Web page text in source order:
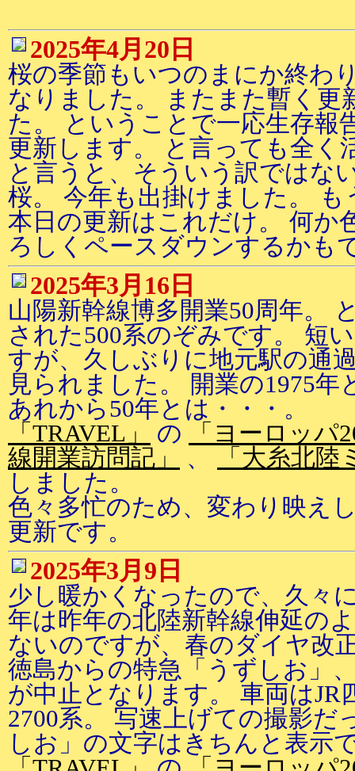
2025年4月20日
桜の季節もいつのまにか終わ
なりました。 またまた暫く更
た。 ということで一応生存報
更新します。 と言っても全く
と言うと、そういう訳ではな
桜。 今年も出掛けました。
本日の更新はこれだけ。 何か
ろしくペースダウンするかも
2025年3月16日
山陽新幹線博多開業50周年。
された500系のぞみです。 短
すが、久しぶりに地元駅の通
見られました。 開業の1975
あれから50年とは・・・。
「TRAVEL」
の
「ヨーロッパ
線開業訪問記」
、
「大糸北陸
しました。
色々多忙のため、変わり映え
更新です。
2025年3月9日
少し暖かくなったので、久々
年は昨年の北陸新幹線伸延の
ないのですが、春のダイヤ改
徳島からの特急「うずしお」
が中止となります。 車両はJR
2700系。 写速上げての撮影だ
しお」の文字はきちんと表示